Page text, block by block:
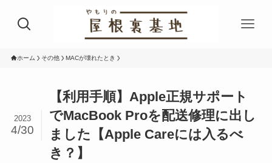
ホーム その他 MACが壊れたとき
【利用手順】Apple正規サポート
でMacBook Proを配送修理に出し
ました【Apple Careには入るべ
き？】
2023
4/30